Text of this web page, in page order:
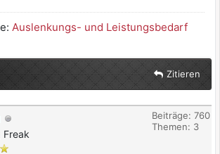
Auslenkungs- und Leistungsbedarf
Zitieren
Freak
Beiträge: 760
Themen: 3